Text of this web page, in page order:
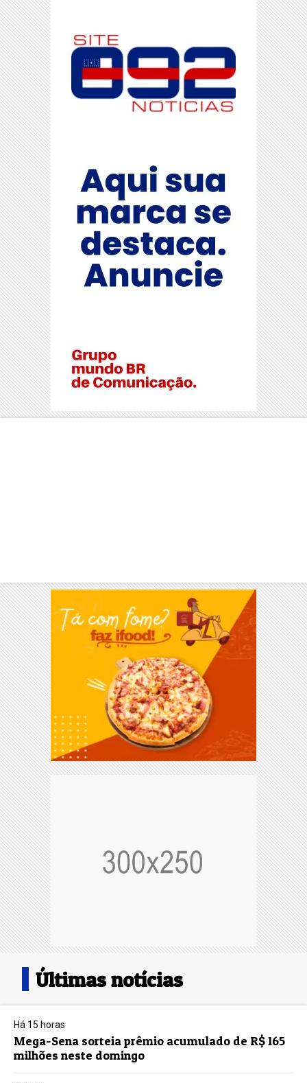
Últimas notícias
Há 15 horas
Mega-Sena sorteia prêmio acumulado de R$ 165
milhões neste domingo